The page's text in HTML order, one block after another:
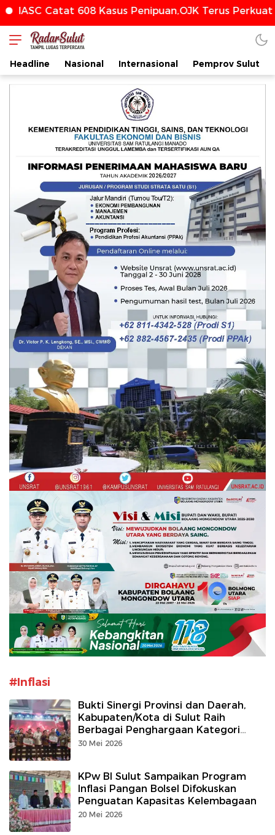
IASC Catat 608 Kasus Penipuan,OJK Terus Perkuat
radarsulut.com
Headline Nasional Internasional Pemprov Sulut
#Inflasi
Bukti Sinergi Provinsi dan Daerah,
Kabupaten/Kota di Sulut Raih
Berbagai Penghargaan Kategori
Penanggulangan Kemiskinan dan
30 Mei 2026
KPw BI Sulut Sampaikan Program
Inflasi Pangan Bolsel Difokuskan
Penguatan Kapasitas Kelembagaan
20 Mei 2026